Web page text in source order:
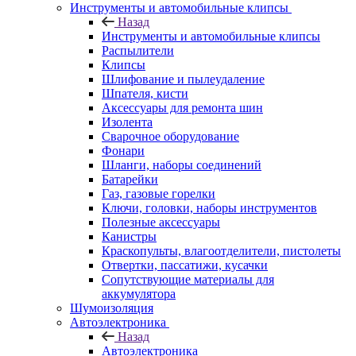
Инструменты и автомобильные клипсы
Назад
Инструменты и автомобильные клипсы
Распылители
Клипсы
Шлифование и пылеудаление
Шпателя, кисти
Аксессуары для ремонта шин
Изолента
Сварочное оборудование
Фонари
Шланги, наборы соединений
Батарейки
Газ, газовые горелки
Ключи, головки, наборы инструментов
Полезные аксессуары
Канистры
Краскопульты, влагоотделители, пистолеты
Отвертки, пассатижи, кусачки
Сопутствующие материалы для
аккумулятора
Шумоизоляция
Автоэлектроника
Назад
Автоэлектроника